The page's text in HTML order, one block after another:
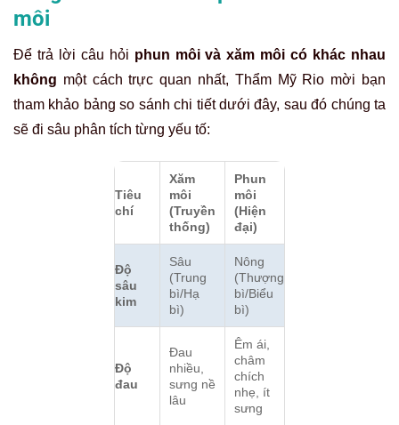
môi
Để trả lời câu hỏi phun môi và xăm môi có khác nhau
không một cách trực quan nhất, Thẩm Mỹ Rio mời bạn
tham khảo bảng so sánh chi tiết dưới đây, sau đó chúng ta
sẽ đi sâu phân tích từng yếu tố:
Tiêu
chí
Xăm
môi
(Truyền
thống)
Phun
môi
(Hiện
đại)
Độ
sâu
kim
Sâu
(Trung
bì/Hạ
bì)
Nông
(Thượng
bì/Biểu
bì)
Độ
đau
Đau
nhiều,
sưng nề
lâu
Êm ái,
châm
chích
nhẹ, ít
sưng